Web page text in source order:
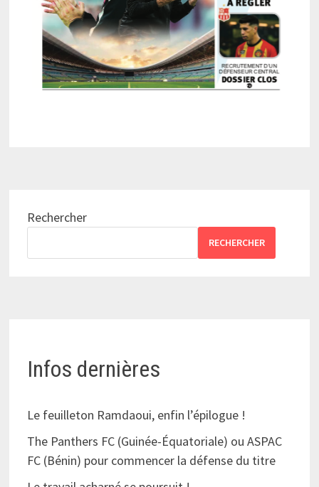
Rechercher
RECHERCHER
Infos dernières
Le feuilleton Ramdaoui, enfin l’épilogue !
The Panthers FC (Guinée-Équatoriale) ou ASPAC
FC (Bénin) pour commencer la défense du titre